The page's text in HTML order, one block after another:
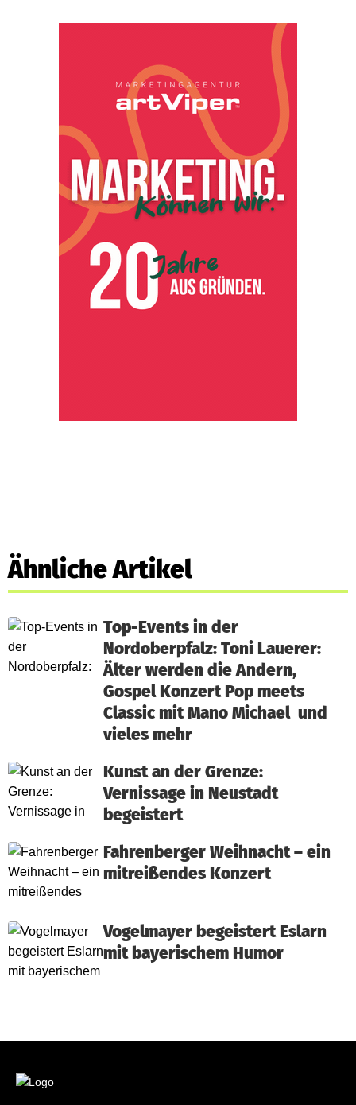
Ähnliche Artikel
Top-Events in der
Nordoberpfalz: Toni Lauerer:
Älter werden die Andern,
Gospel Konzert Pop meets
Classic mit Mano Michael und
vieles mehr
Kunst an der Grenze:
Vernissage in Neustadt
begeistert
Fahrenberger Weihnacht – ein
mitreißendes Konzert
Vogelmayer begeistert Eslarn
mit bayerischem Humor